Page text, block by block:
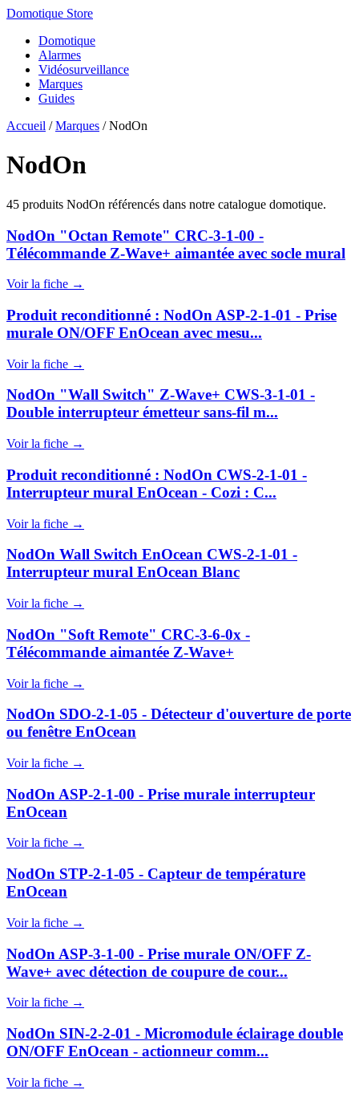
Domotique Store
Domotique
Alarmes
Vidéosurveillance
Marques
Guides
Accueil /Marques /NodOn
NodOn
45 produits NodOn référencés dans notre catalogue domotique.
NodOn "Octan Remote" CRC-3-1-00 -
Télécommande Z-Wave+ aimantée avec socle mural
Voir la fiche →
Produit reconditionné : NodOn ASP-2-1-01 - Prise
murale ON/OFF EnOcean avec mesu...
Voir la fiche →
NodOn "Wall Switch" Z-Wave+ CWS-3-1-01 -
Double interrupteur émetteur sans-fil m...
Voir la fiche →
Produit reconditionné : NodOn CWS-2-1-01 -
Interrupteur mural EnOcean - Cozi : C...
Voir la fiche →
NodOn Wall Switch EnOcean CWS-2-1-01 -
Interrupteur mural EnOcean Blanc
Voir la fiche →
NodOn "Soft Remote" CRC-3-6-0x -
Télécommande aimantée Z-Wave+
Voir la fiche →
NodOn SDO-2-1-05 - Détecteur d'ouverture de porte
ou fenêtre EnOcean
Voir la fiche →
NodOn ASP-2-1-00 - Prise murale interrupteur
EnOcean
Voir la fiche →
NodOn STP-2-1-05 - Capteur de température
EnOcean
Voir la fiche →
NodOn ASP-3-1-00 - Prise murale ON/OFF Z-
Wave+ avec détection de coupure de cour...
Voir la fiche →
NodOn SIN-2-2-01 - Micromodule éclairage double
ON/OFF EnOcean - actionneur comm...
Voir la fiche →